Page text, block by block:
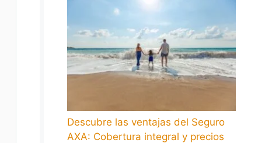
Descubre las ventajas del Seguro
AXA: Cobertura integral y precios